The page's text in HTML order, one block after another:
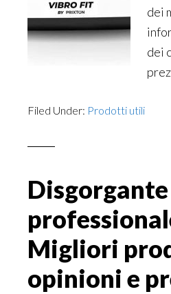
dei
dei
Filed Under: Prodotti utili
Disgorgante
Migliori
opinioni e